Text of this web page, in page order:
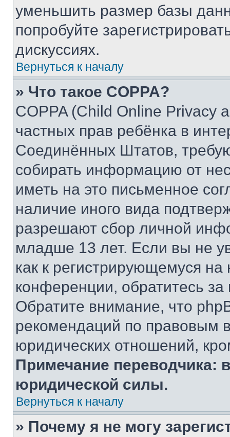
уменьшить размер базы
попробуйте
дискуссиях.
Вернуться к началу
» Что такое COPPA?
COPPA (Child Online Privacy
частных прав ребёнка в
Соединённых Штатов,
собирать информацию от
иметь на это письменное
наличие иного вида
разрешают сбор личной
младше 13 лет. Если вы не
как к регистрирующемуся
конференции, обратитесь
Обратите внимание, что
рекомендаций по правовым
юридических отношений,
Примечание переводчика:
юридической силы.
Вернуться к началу
» Почему я не могу